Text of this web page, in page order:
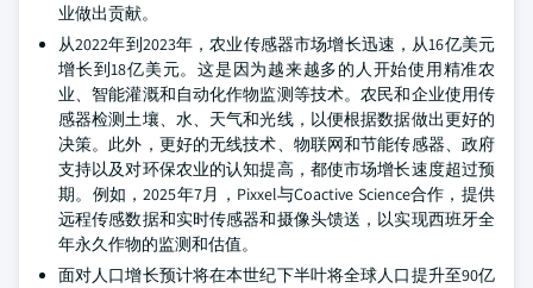
业做出贡献。
从2022年到2023年，农业传感器市场增长迅速，从16亿美元
增长到18亿美元。这是因为越来越多的人开始使用精准农
业、智能灌溉和自动化作物监测等技术。农民和企业使用传
感器检测土壤、水、天气和光线，以便根据数据做出更好的
决策。此外，更好的无线技术、物联网和节能传感器、政府
支持以及对环保农业的认知提高，都使市场增长速度超过预
期。例如，2025年7月，Pixxel与Coactive Science合作，提供
远程传感数据和实时传感器和摄像头馈送，以实现西班牙全
年永久作物的监测和估值。
面对人口增长预计将在本世纪下半叶将全球人口提升至90亿